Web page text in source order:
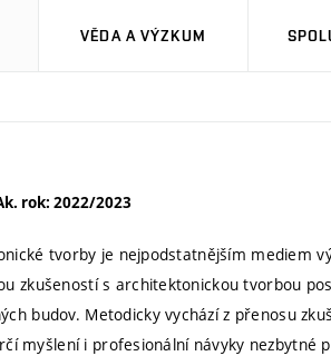
VĚDA A VÝZKUM
rok: 2022/2023
tvorby je nejpodstatnějším mediem
zkušeností s architektonickou tvorbou
budov. Metodicky vychází z přenosu
myšlení i profesionální návyky nezbytné